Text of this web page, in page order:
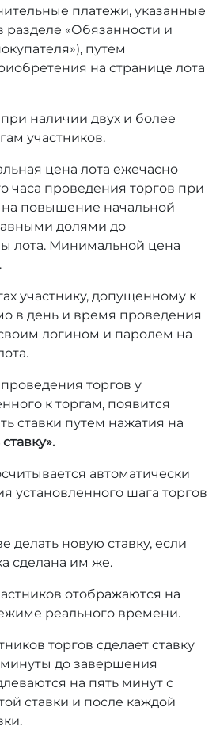
платежи, указанные
разделе «Обязанности и
путем
на странице лота
наличии двух и более
участников.
цена лота ежечасно
часа проведения торгов при
на повышение начальной
долями до
лота. Минимальной цена
участнику, допущенному к
в день и время проведения
логином и паролем на
торгов у
к торгам, появится
ставки путем нажатия на
автоматически
установленного шага торгов
делать новую ставку, если
сделана им же.
отображаются на
реального времени.
торгов сделает ставку
до завершения
на пять минут с
ставки и после каждой